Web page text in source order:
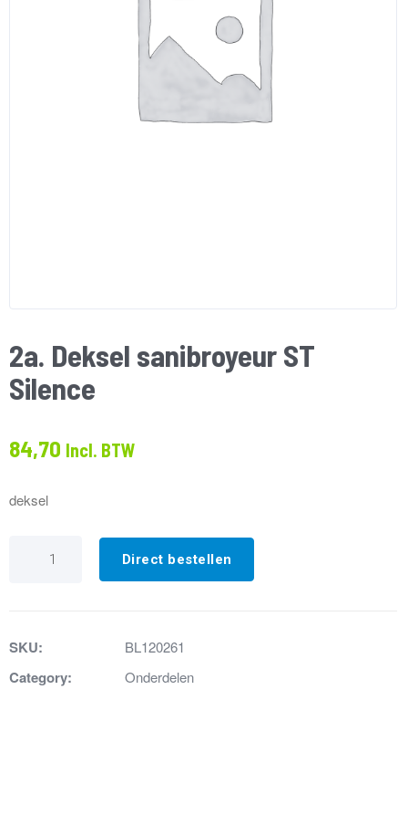
2a. Deksel sanibroyeur ST
Silence
84,70 Incl. BTW
deksel
Deksel
Direct bestellen
SKU: BL120261
Category: Onderdelen